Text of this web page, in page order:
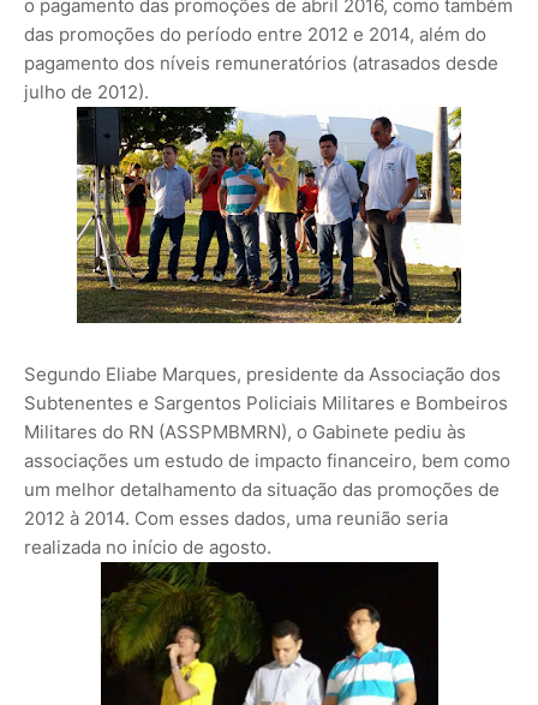
o pagamento das promoções de abril 2016, como também
das promoções do período entre 2012 e 2014, além do
pagamento dos níveis remuneratórios (atrasados desde
julho de 2012).
Segundo Eliabe Marques, presidente da Associação dos
Subtenentes e Sargentos Policiais Militares e Bombeiros
Militares do RN (ASSPMBMRN), o Gabinete pediu às
associações um estudo de impacto financeiro, bem como
um melhor detalhamento da situação das promoções de
2012 à 2014. Com esses dados, uma reunião seria
realizada no início de agosto.